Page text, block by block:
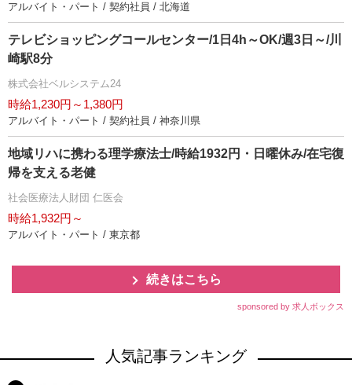
アルバイト・パート / 契約社員 / 北海道
テレビショッピングコールセンター/1日4h～OK/週3日～/川
崎駅8分
株式会社ベルシステム24
時給1,230円～1,380円
アルバイト・パート / 契約社員 / 神奈川県
地域リハに携わる理学療法士/時給1932円・日曜休み/在宅復
帰を支える老健
社会医療法人財団 仁医会
時給1,932円～
アルバイト・パート / 東京都
続きはこちら
sponsored by 求人ボックス
人気記事ランキング